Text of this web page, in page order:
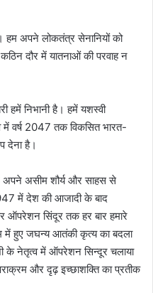
अपने लोकतंत्र सेनानियों को
दौर में यातनाओं की परवाह न
हमें निभानी है। हमें यशस्वी
में वर्ष 2047 तक विकसित भारत-
देना है।
अपने असीम शौर्य और साहस से
में देश की आजादी के बाद
सिंदूर तक हर बार हमारे
में हुए जघन्य आतंकी कृत्य का बदला
के नेतृत्व में ऑपरेशन सिन्दूर चलाया
और दृढ़ इच्छाशक्ति का प्रतीक